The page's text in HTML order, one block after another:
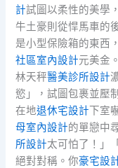
計試圖以柔性的美學
牛土豪則從悍馬車的
是小型保險箱的東西
社區室內設計元美金
林天秤醫美診所設計
慾」，試圖包裹並壓
在地退休宅設計下室
母室內設計的單戀中
所設計太可怕了！」
絕對對稱。你豪宅設